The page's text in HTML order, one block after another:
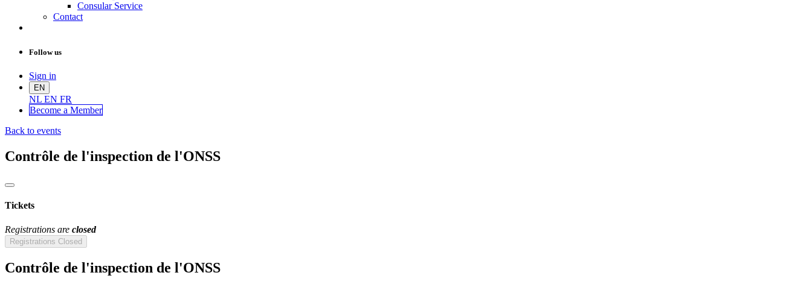
Consular Service
Contact
Follow us
Sign in
EN
NL EN FR
Become a Member
Back to events
Contrôle de l'inspection de l'ONSS
Tickets
Registrations are closed
Registrations Closed
Contrôle de l'inspection de l'ONSS